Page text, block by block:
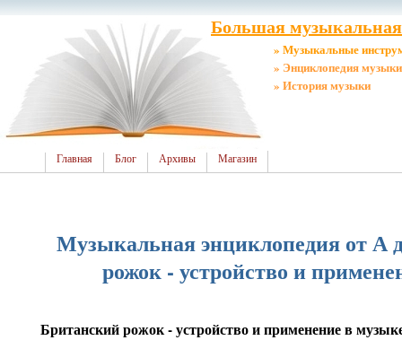
Большая
» Музыкальные
» Энциклопедия музыки
» История музыки
Главная Блог Архивы Магазин
Музыкальная энциклопедия от А
рожок - устройство и
Британский рожок - устройство и применение в